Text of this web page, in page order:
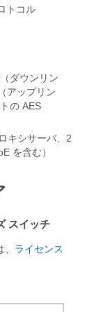
トコル
ダウンリン
アップリン
の AES
キシサーバ、2
を含む）
スイッチ
ライセンス